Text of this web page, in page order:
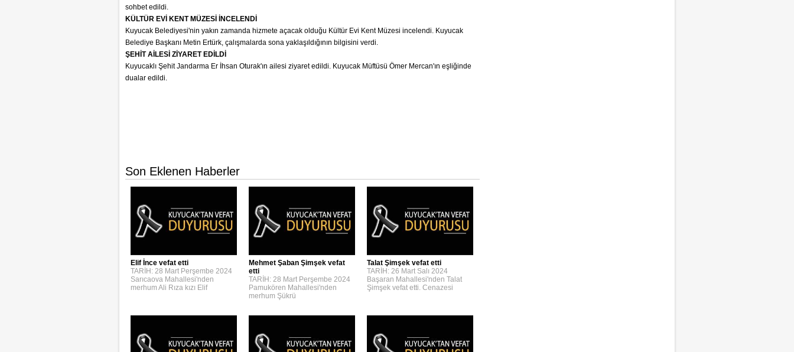
sohbet edildi.
KÜLTÜR EVİ KENT MÜZESİ İNCELENDİ
Kuyucak Belediyesi'nin yakın zamanda hizmete açacak olduğu Kültür Evi Kent Müzesi incelendi. Kuyucak
Belediye Başkanı Metin Ertürk, çalışmalarda sona yaklaşıldığının bilgisini verdi.
ŞEHİT AİLESİ ZİYARET EDİLDİ
Kuyucaklı Şehit Jandarma Er İhsan Oturak'ın ailesi ziyaret edildi. Kuyucak Müftüsü Ömer Mercan'ın eşliğinde
dualar edildi.
Son Eklenen Haberler
Elif İnce vefat etti
TARİH: 28 Mart Perşembe 2024
Sarıcaova Mahallesi'nden
merhum Ali Rıza kızı Elif
Mehmet Şaban Şimşek vefat
etti
TARİH: 28 Mart Perşembe 2024
Pamukören Mahallesi'nden
merhum Şükrü
Talat Şimşek vefat etti
TARİH: 26 Mart Salı 2024
Başaran Mahallesi'nden Talat
Şimşek vefat etti. Cenazesi